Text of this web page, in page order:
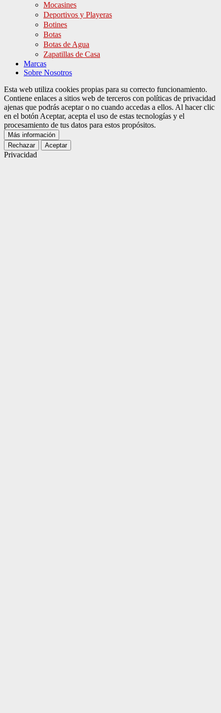
Mocasines
Deportivos y Playeras
Botines
Botas
Botas de Agua
Zapatillas de Casa
Marcas
Sobre Nosotros
Esta web utiliza cookies propias para su correcto funcionamiento.
Contiene enlaces a sitios web de terceros con políticas de privacidad
ajenas que podrás aceptar o no cuando accedas a ellos. Al hacer clic
en el botón Aceptar, acepta el uso de estas tecnologías y el
procesamiento de tus datos para estos propósitos.
Más información
Rechazar
Aceptar
Privacidad